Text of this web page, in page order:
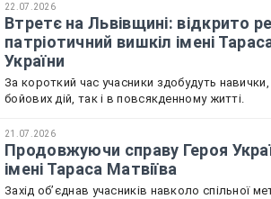
22.07.2026
Втретє на Львівщині: відкрито
патріотичний вишкіл імені
України
За короткий час учасники здобудуть
бойових дій, так і в повсякденному житті.
21.07.2026
Продовжуючи справу Героя
імені Тараса Матвіїва
Захід обʼєднав учасників навколо спільної